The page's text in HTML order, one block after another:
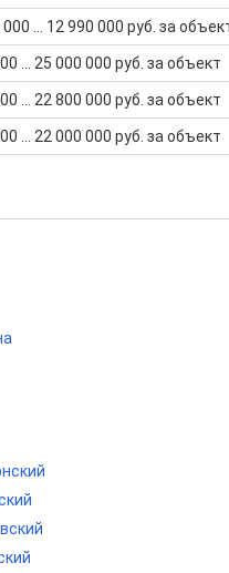
000 ... 12 990 000 руб. за
... 25 000 000 руб. за объект
... 22 800 000 руб. за объект
... 22 000 000 руб. за объект